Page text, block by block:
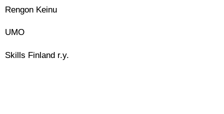
Rengon Keinu
UMO
Skills Finland r.y.